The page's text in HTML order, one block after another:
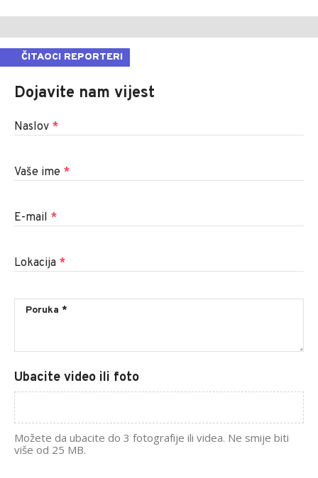
ČITAOCI REPORTERI
Dojavite nam vijest
Naslov *
Vaše ime *
E-mail *
Lokacija *
Ubacite video ili foto
Možete da ubacite do 3 fotografije ili videa. Ne smije biti
više od 25 MB.